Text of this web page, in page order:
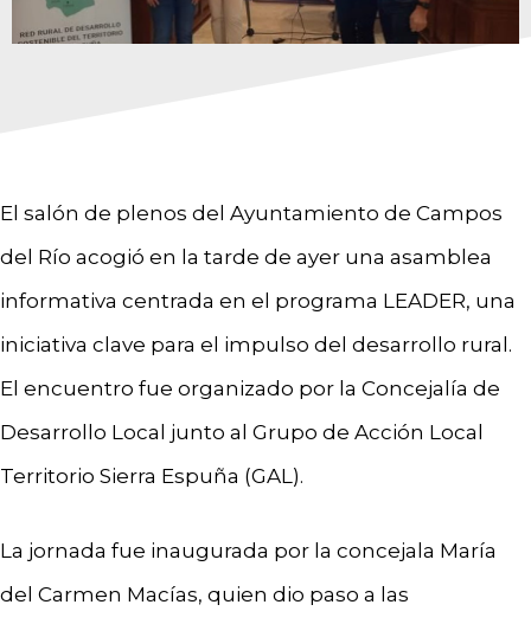
El salón de plenos del Ayuntamiento de Campos
del Río acogió en la tarde de ayer una asamblea
informativa centrada en el programa LEADER, una
iniciativa clave para el impulso del desarrollo rural.
El encuentro fue organizado por la Concejalía de
Desarrollo Local junto al Grupo de Acción Local
Territorio Sierra Espuña (GAL).
La jornada fue inaugurada por la concejala María
del Carmen Macías, quien dio paso a las